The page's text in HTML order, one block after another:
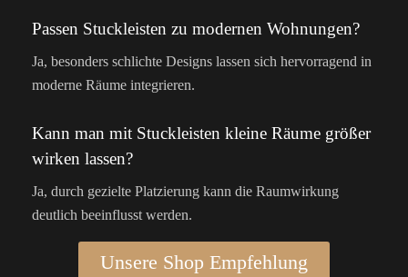
Passen Stuckleisten zu modernen Wohnungen?
Ja, besonders schlichte Designs lassen sich hervorragend in
moderne Räume integrieren.
Kann man mit Stuckleisten kleine Räume größer
wirken lassen?
Ja, durch gezielte Platzierung kann die Raumwirkung
deutlich beeinflusst werden.
Unsere Shop Empfehlung